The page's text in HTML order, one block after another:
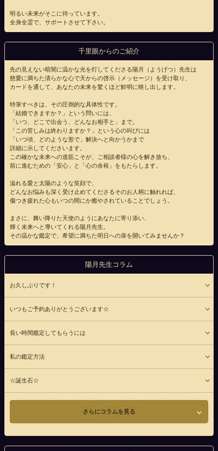
明るい未来がそこに待っています。
全身全霊で、サポートさせて下さい。
千里眼からのご紹介
先の見えない暗闇に温かな光を灯してくださる陽月（ようげつ）先生は
慈愛に満ちた清らかな心で天からの啓示（メッセージ）を受け取り、
カードを通して、あなたの未来を驚くほど鮮明に映し出します。
特筆すべきは、その圧倒的な具体性です。
「結婚できますか？」という問いには、
「いつ、どこで出会う、どんなお相手と」まで。
「この苦しみは終わりますか？」という心の叫びには
「いつ頃、どのような形で」解決へと向かうかまで
詳細に示してくださいます。
この確かな未来への道筋こそが、ご相談者様の心を解き放ち、
前に進むための「安心」と「心の余裕」をもたらします。
溢れる愛と太陽のような笑顔で、
どんなお悩みも深く受け止めてくださるそのお人柄に触れれば、
傷つき疲れた心もいつの間にか癒やされていることでしょう。
まさに、舞い降りた天使のようにあなたに寄り添い、
輝く未来へと導いてくれる陽月先生。
その温かな鑑定で、希望に満ちた明日への扉を開いてみませんか？
陽月先生コラム
お久しぶりです！
いつもご予約ありがとうございます☆
長い時間鑑定してもらうには
私の鑑定方法
☆誕生石☆
さらにコラムを見る